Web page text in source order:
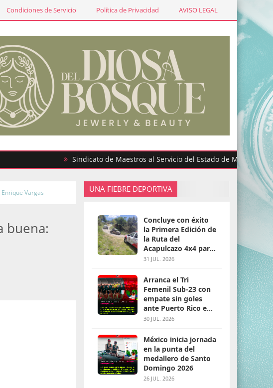
Condiciones de Servicio Política de Privacidad AVISO LEGAL
Sindicato de Maestros al Servicio del Estado de México participa
Vargas
buena:
UNA FIEBRE DEPORTIVA
Concluye con éxito
la Primera Edición de
la Ruta del
Acapulcazo 4x4 para
parejas
31 JUL. 2026
Arranca el Tri
Femenil Sub-23 con
empate sin goles
ante Puerto Rico en
Santo Domingo 2026
30 JUL. 2026
México inicia jornada
en la punta del
medallero de Santo
Domingo 2026
26 JUL. 2026